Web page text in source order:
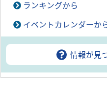
ランキングから
イベントカレンダーか
情報が見